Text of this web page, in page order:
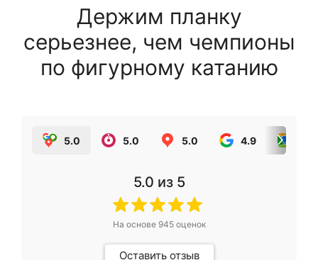
Держим планку
серьезнее, чем чемпионы
по фигурному катанию
5.0 5.0 5.0 4.9
5.0 из 5
На основе 945оценок
Оставить отзыв